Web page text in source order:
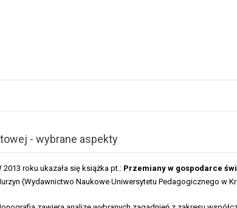
- wybrane aspekty
2013 roku ukazała się książka pt.: Przemiany w gospodarce
(Wydawnictwo Naukowe Uniwersytetu Pedagogicznego w